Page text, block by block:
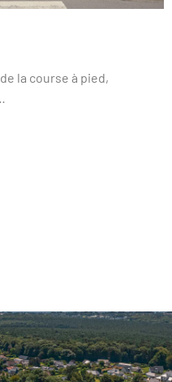
la course à pied,